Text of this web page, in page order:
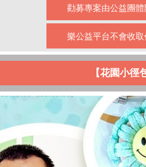
勸募專案由公益團
樂公益平台不會收
【花園小徑